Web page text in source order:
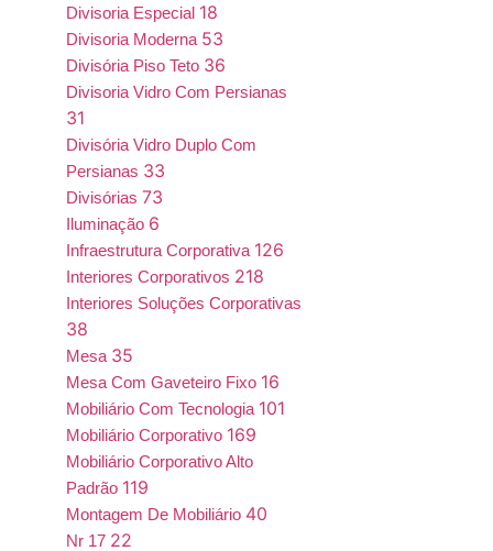
Divisoria Especial 18
Divisoria Moderna 53
Divisória Piso Teto 36
Divisoria Vidro Com Persianas
31
Divisória Vidro Duplo Com
Persianas 33
Divisórias 73
Iluminação 6
Infraestrutura Corporativa 126
Interiores Corporativos 218
Interiores Soluções Corporativas
38
Mesa 35
Mesa Com Gaveteiro Fixo 16
Mobiliário Com Tecnologia 101
Mobiliário Corporativo 169
Mobiliário Corporativo Alto
Padrão 119
Montagem De Mobiliário 40
Nr 17 22